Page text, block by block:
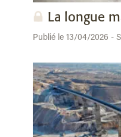
La longue
Publié le 13/04/2026 -